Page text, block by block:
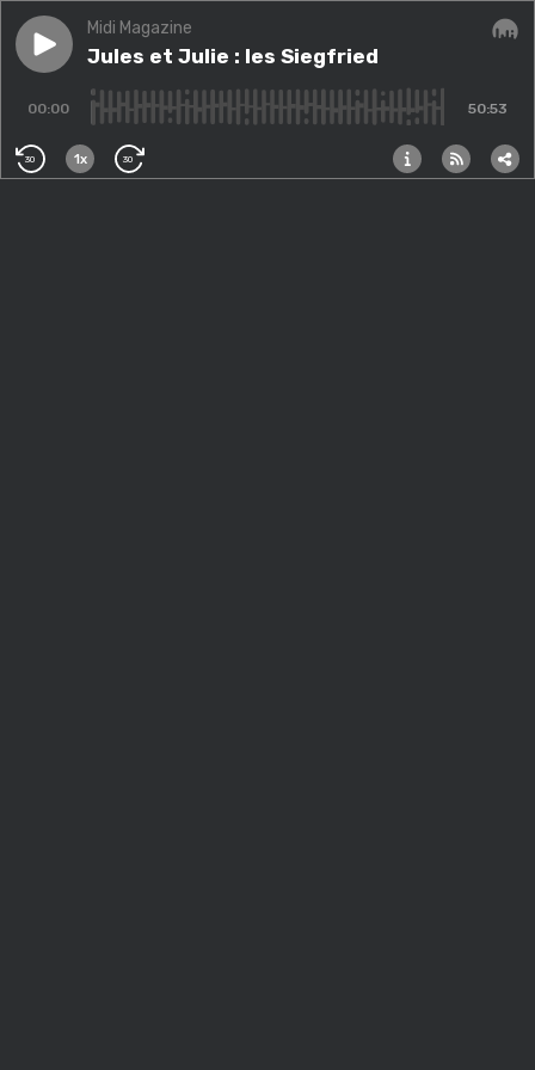
Play episodeJules et Julie : les Siegfried
Midi Magazine
Jules et Julie : les Siegfried
00:00 50:53
30 1x 30